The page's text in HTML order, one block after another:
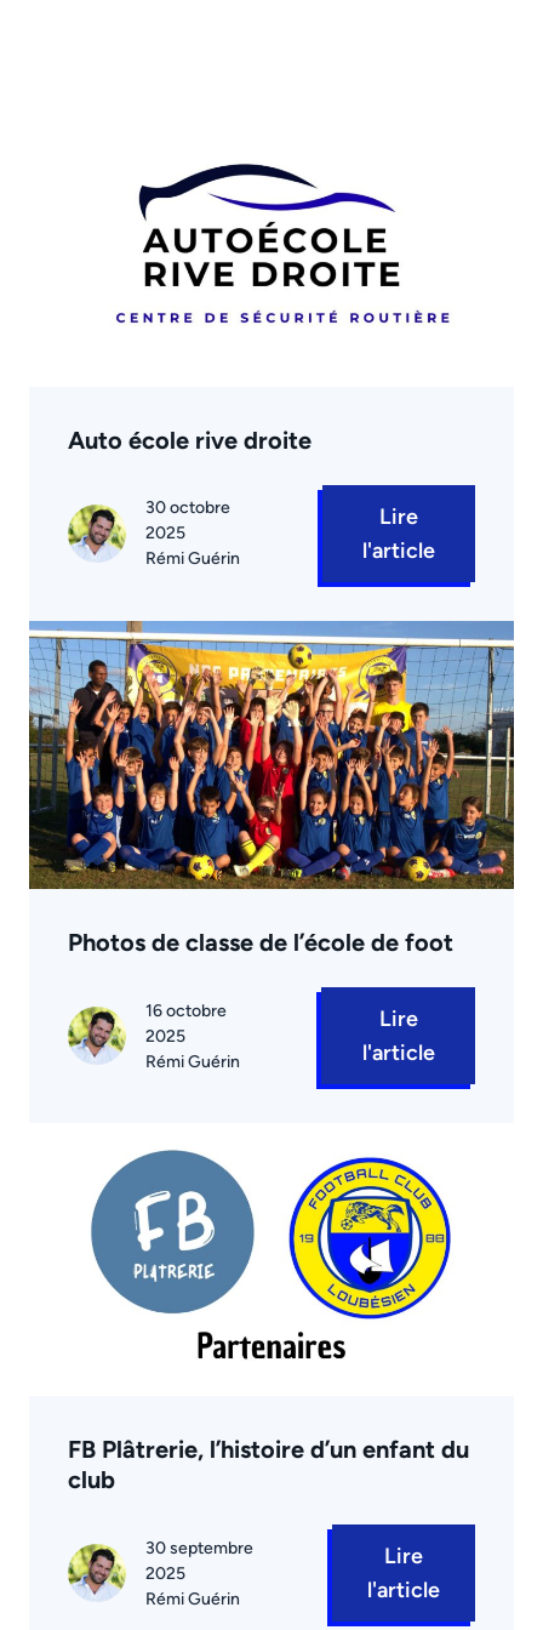
Auto école rive droite
30 octobre
2025
Rémi Guérin
Lire
l'article
Photos de classe de l’école de foot
16 octobre
2025
Rémi Guérin
Lire
l'article
FB Plâtrerie, l’histoire d’un enfant du
club
30 septembre
2025
Rémi Guérin
Lire
l'article